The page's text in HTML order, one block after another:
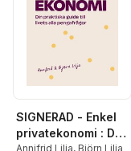
SIGNERAD - Enkel
privatekonomi : Din
Annifrid Lilja, Björn Lilja